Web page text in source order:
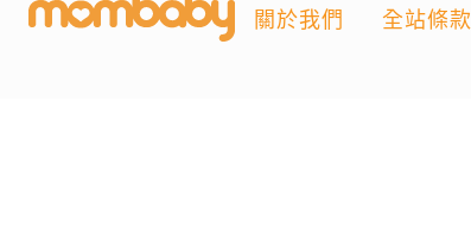
關於我們 全站條款